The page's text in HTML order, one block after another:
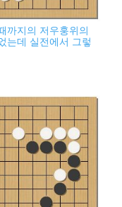
까지의 저우훙위의
는데 실전에서 그렇